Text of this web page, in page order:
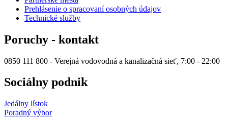
Prehlásenie o spracovaní osobných údajov
Technické služby
Poruchy - kontakt
0850 111 800 - Verejná vodovodná a kanalizačná sieť, 7:00 - 22:00
Sociálny podnik
Jedálny lístok
Poradný výbor